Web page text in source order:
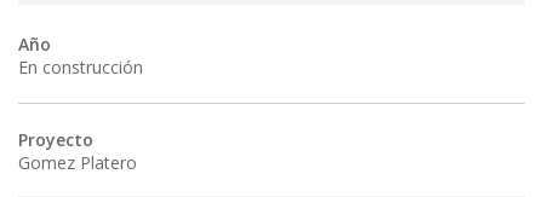
Año
En construcción
Proyecto
Gomez Platero